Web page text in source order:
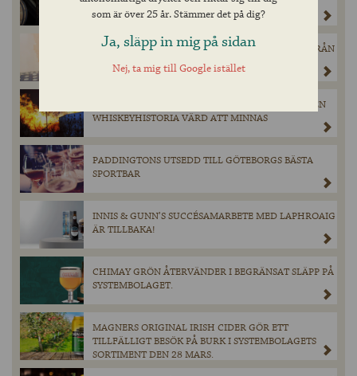
FÖRSVINNANDE
DEN ANDRA WHISKYN I ”THE COASTAL SERIES” FRÅN
SKOTSKA OLD PULTENEY KOMMER TILL
SYSTEMBOLAGETS HYLLOR I MAJ!
KATASTROFEN SOM FORMADE HEAVEN HILL — EN
WHISKEYHISTORIA VÄRD ATT MINNAS
PADDINGTONS UTSEDD TILL GÖTEBORGS BÄSTA
SPORTBAR
INNIS & GUNN’S SUCCÉSAMARBETE MED LAPHROAIG
ÄR TILLBAKA!
CHIMAY GRÖN ÅTERVÄNDER I BEGRÄNSAT SLÄPP PÅ
SYSTEMBOLAGET.
MAGNERS ORIGINAL IRISH CIDER GÖR ETT
TILLFÄLLIGT BESÖK PÅ BURK I SYSTEMBOLAGETS
SORTIMENT DEN 28 MARS.
som är över 25 år. Stämmer det på dig?
Ja, släpp in mig på sidan
Nej, ta mig till Google istället